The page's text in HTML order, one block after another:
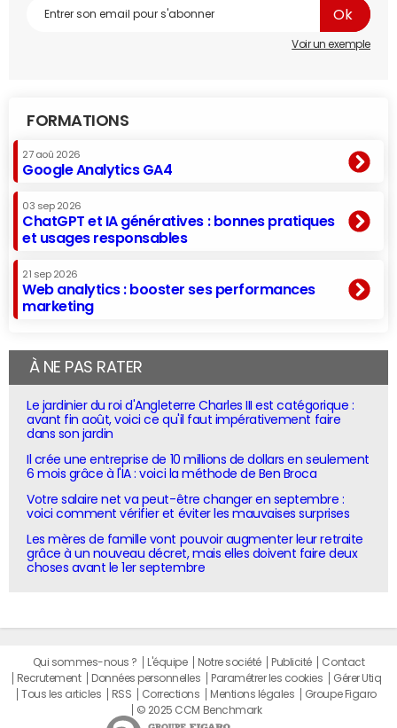
Voir un exemple
FORMATIONS
27 aoû 2026
Google Analytics GA4
03 sep 2026
ChatGPT et IA génératives : bonnes pratiques
et usages responsables
21 sep 2026
Web analytics : booster ses performances
marketing
À NE PAS RATER
Le jardinier du roi d'Angleterre Charles III est catégorique :
avant fin août, voici ce qu'il faut impérativement faire
dans son jardin
Il crée une entreprise de 10 millions de dollars en seulement
6 mois grâce à l'IA : voici la méthode de Ben Broca
Votre salaire net va peut-être changer en septembre :
voici comment vérifier et éviter les mauvaises surprises
Les mères de famille vont pouvoir augmenter leur retraite
grâce à un nouveau décret, mais elles doivent faire deux
choses avant le 1er septembre
Qui sommes-nous ? L'équipe Notre société Publicité
Contact
Recrutement
Données personnelles Paramétrer les cookies
Gérer Utiq
Tous les articles
RSS Corrections Mentions légales
Groupe Figaro
© 2025 CCM Benchmark